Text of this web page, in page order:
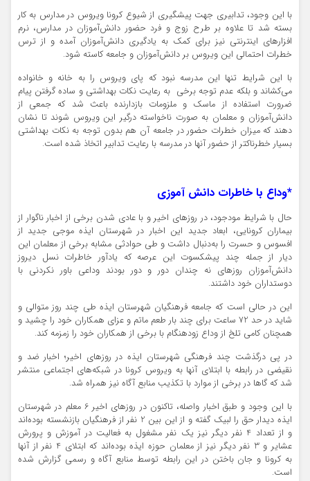
با این وجود، تدابیری جهت پیشگیری از شیوع کرونا ویروس در مدارس به کار
بسته شد تا علاوه بر طرح زوج و فرد حضور دانش‌آموزان در مدارس، نرم
افزارهای اینترنتی نیز برای کمک به یادگیری دانش‌آموزان آمده و از ترس
خطرات احتمالی این ویروس بر دانش‌آموزان و جامعه کاسته شود.
با این شرایط تنها این مدرسه نبود که پای ویروس را به خانه و خانواده
می‌کشاند و بلکه عدم توجه برخی به رعایت نکات بهداشتی و ساده گرفتن پیام
ضرورت استفاده از ماسک و ملزومات بازدارنده باعث شد که جمعی از
دانش‌آموزان و معلمان به صورت ناخواسته درگیر این ویروس شوند تا نشان
دهند که میزان خطرات حضور در جامعه آن هم بدون توجه به نکات بهداشتی
بسیار خطرناکتر از حضور آنها در مدرسه با رعایت تدابیر اتخاذ شده است.
*وداع با خاطرات دانش آموزی
حال با شرایط مودجود، در روزهای اخیر و با عادی شدن برخی از اخبار ناگوار از
بیمارانکرونایی، ابعاد جدید این اخبار در شهرستان ایذه موجی جدید از
افسوس و حسرت را به‌دنبال داشت و طی حوادثی مشابه برخی از معلمان این
دیار از جمله چند پیشکسوت این عرصه که یادآور خاطرات نسل دیروز
دانش‌آموزان روزهای نه چندان دور و دور بودند وداعی باور نکردنی با
دوستداران خود داشتند.
این در حالی است که جامعه فرهنگیان شهرستان ایذه طی چند روز متوالی و
شاید در حد 72 ساعت برای چند بار طعم ماتم و عزای همکاران خود را چشید و
همچنان کامی تلخ از وداع زودهنگام با برخی از همکاران خود را زمزمه کند.
در پی درگذشت چند فرهنگی شهرستان ایذه در روزهای اخیر؛ اخبار ضد و
نقیضی در رابطه با ابتلای آنها به ویروس کرونا در شبکه‌های اجتماعی منتشر
شد که گاها در برخی از موارد با تکذیب منابع آگاه نیز همراه شد.
با این وجود و طبق اخبار واصله، تاکنون در روزهای اخیر 6 معلم در شهرستان
ایذه دیدار حق را لبیک گفته و از این بین 2 نفر از فرهنگیان بازنشسته بوده‌اند
و از تعداد 4 نفر دیگر نیز یک نفر مشغول به فعالیت در آموزش و پرورش
عشایر و 3 نفر دیگر نیز از معلمان حوزه ایذه بوده‌اند که ابتلای 4 نفر از آنها
به کرونا و جان باختن در این رابطه توسط منابع آگاه و رسمی گزارش شده
است.